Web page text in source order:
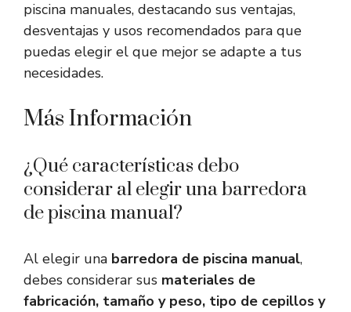
piscina manuales, destacando sus ventajas,
desventajas y usos recomendados para que
puedas elegir el que mejor se adapte a tus
necesidades.
Más Información
¿Qué características debo
considerar al elegir una barredora
de piscina manual?
Al elegir una barredora de piscina manual,
debes considerar sus materiales de
fabricación, tamaño y peso, tipo de cepillos y